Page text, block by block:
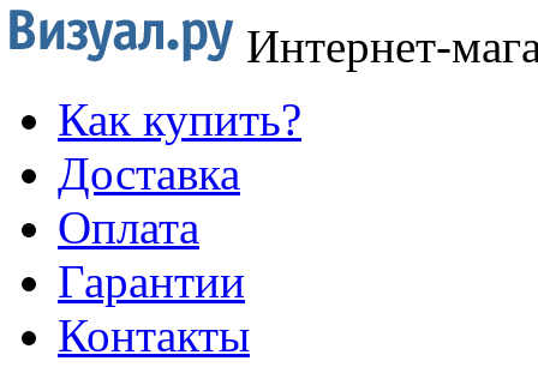
Интернет-
Как купить?
Доставка
Оплата
Гарантии
Контакты